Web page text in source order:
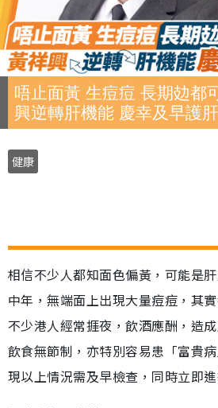
唔止面黃 生痘痘 長期攰都
興逆轉肝機能 慶幸及早護肝
健康
相信不少人都知面色偏黃，可能是
中年，無端面上出現大量痘痘，其
不少港人經常捱夜，飲酒應酬，造
飲食無節制，亦特別容易患「富貴
現以上情況需及早檢查，同時立即進